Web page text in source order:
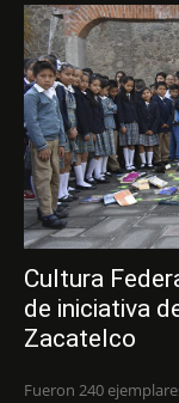
Cultura
de iniciativa
Zacatelco
Fueron 240